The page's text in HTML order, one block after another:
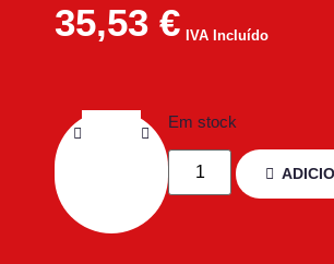
35,53 € IVA Incluído
Em stock